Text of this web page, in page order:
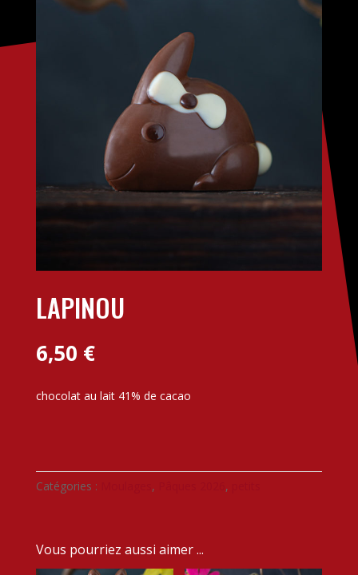
LAPINOU
6,50 €
chocolat au lait 41% de cacao
Lapinou
t
e
a
t
Catégories : , ,
Vous pourriez aussi aimer ...